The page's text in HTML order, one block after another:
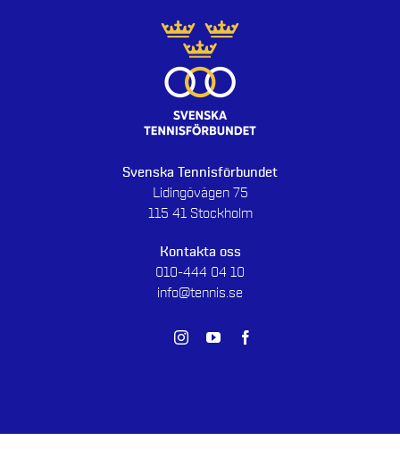
Svenska Tennisförbundet
Lidingövägen 75
115 41 Stockholm
Kontakta oss
010-444 04 10
info@tennis.se